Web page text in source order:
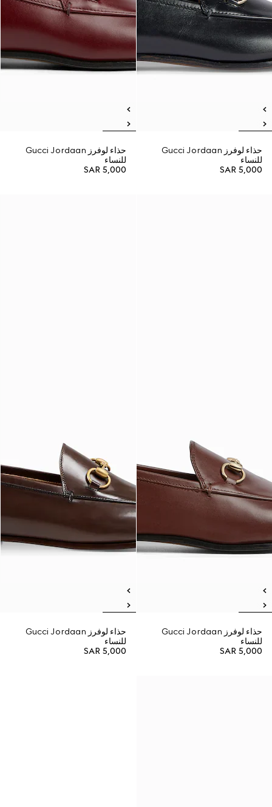
حذاء لوفرز Gucci Jordaan
للنساء
SAR 5,000
حذاء لوفرز Gucci Jordaan
للنساء
SAR 5,000
حذاء لوفرز Gucci Jordaan
للنساء
SAR 5,000
حذاء لوفرز Gucci Jordaan
للنساء
SAR 5,000